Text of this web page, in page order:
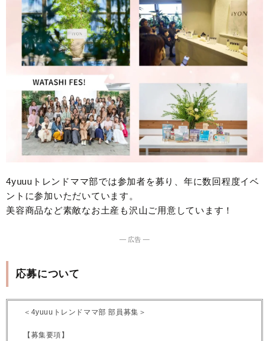
4yuuuトレンドママ部では参加者を募り、年に数回程度イベ
ントに参加いただいています。
美容商品など素敵なお土産も沢山ご用意しています！
― 広告 ―
応募について
＜4yuuuトレンドママ部 部員募集＞
【募集要項】